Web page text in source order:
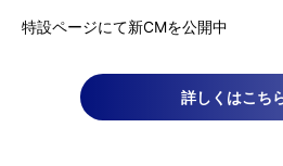
NECネッツエスアイはBluStellarを通
特設ページにて新CMを公開中
詳しくはこち